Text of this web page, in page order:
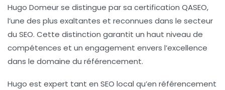
Hugo Domeur se distingue par sa certification QASEO,
l’une des plus exaltantes et reconnues dans le secteur
du SEO. Cette distinction garantit un haut niveau de
compétences et un engagement envers l’excellence
dans le domaine du référencement.
Hugo est expert tant en SEO local qu’en référencement